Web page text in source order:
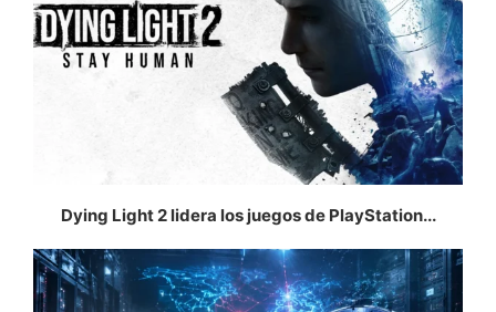
Dying Light 2 lidera los juegos de PlayStation...